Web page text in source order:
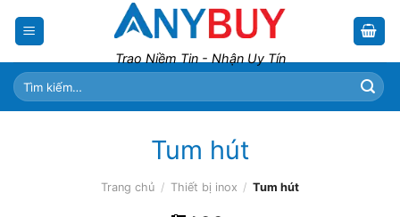
Trao Niềm Tin - Nhận Uy Tín
Tìm
kiếm:
Tum hút
Trang chủ / Thiết bị inox / Tum hút